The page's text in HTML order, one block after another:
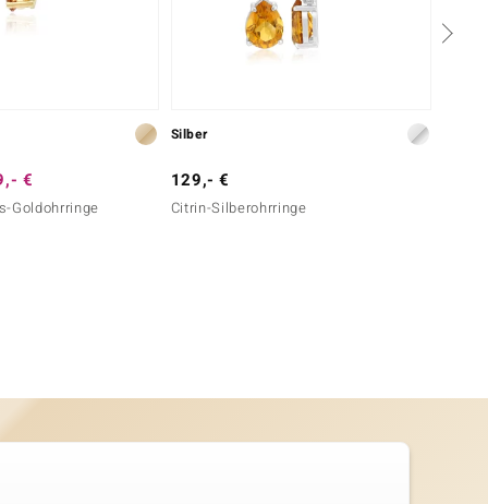
€
Goldohrringe
Silber
129,- €
Citrin-Silberohrringe